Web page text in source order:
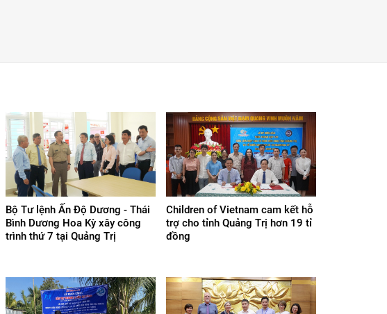
Bộ Tư lệnh Ấn Độ Dương - Thái
Bình Dương Hoa Kỳ xây công
trình thứ 7 tại Quảng Trị
Children of Vietnam cam kết hỗ
trợ cho tỉnh Quảng Trị hơn 19 tỉ
đồng